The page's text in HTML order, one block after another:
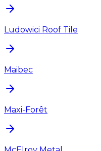
Ludowici Roof Tile
Maibec
Maxi-Forêt